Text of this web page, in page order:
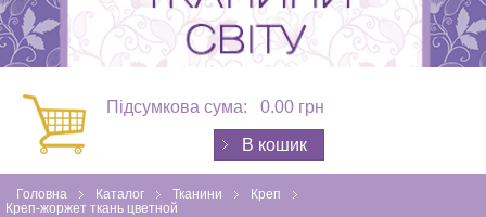
Підсумкова сума: 0.00 грн
В кошик
Головна Каталог Тканини
Креп
Креп-жоржет ткань цветной